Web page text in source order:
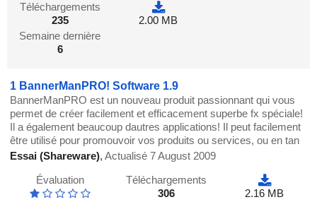
Téléchargements
235
Semaine dernière
6
2.00 MB
1 BannerManPRO! Software 1.9
BannerManPRO est un nouveau produit passionnant qui vous
permet de créer facilement et efficacement superbe fx spéciale!
Il a également beaucoup dautres applications! Il peut facilement
être utilisé pour promouvoir vos produits ou services, ou en tan
Essai (Shareware),Actualisé 7 August 2009
Évaluation
Téléchargements
306
2.16 MB